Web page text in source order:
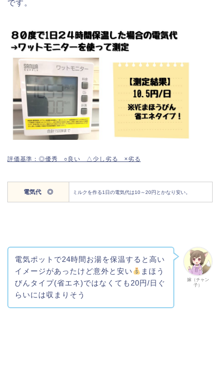
です。
評価基準：◎優秀 ○良い △少し劣る ×劣る
電気代 ◎ ミルクを作る1日の電気代は10～20円とかなり安い。
嫁（チャン
子）
電気ポットで24時間お湯を保温すると高い
イメージがあったけど意外と安い
まほう
びんタイプ(省エネ)ではなくても20円/日ぐ
らいには収まりそう